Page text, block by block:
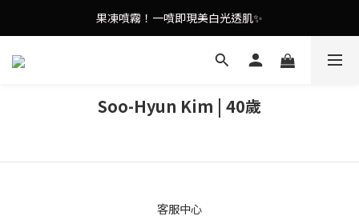
9in1多功能美容儀🌸護膚效果UP！
果凍噴霧！一噴即現美白光透肌✨
9in1多功能美容儀🌸護膚效果UP！
Soo-Hyun Kim | 40歲
客服中心